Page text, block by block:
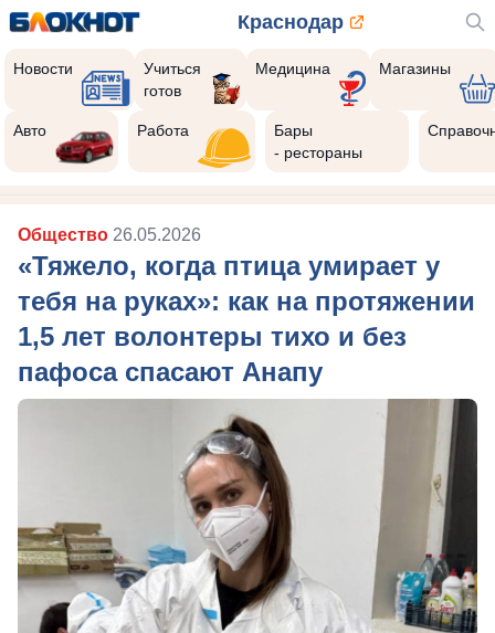
Краснодар
Новости
Учиться
готов
Медицина Магазины
Авто Работа
Бары
- рестораны
Общество 26.05.2026
«Тяжело, когда птица умирает у
тебя на руках»: как на протяжении
1,5 лет волонтеры тихо и без
пафоса спасают Анапу